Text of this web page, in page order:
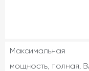
Максимальная
мощность, полная,